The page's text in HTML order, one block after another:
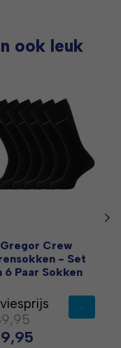
ook leuk
Crew
- Set
6 Paar Sokken